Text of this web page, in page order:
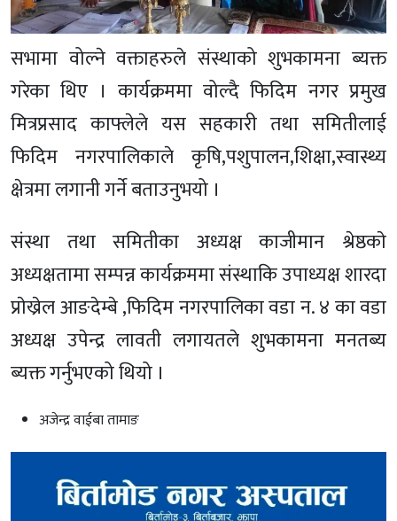
सभामा वोल्ने वक्ताहरुले संस्थाको शुभकामना ब्यक्त
गरेका थिए । कार्यक्रममा वोल्दै फिदिम नगर प्रमुख
मित्रप्रसाद काफ्लेले यस सहकारी तथा समितीलाई
फिदिम नगरपालिकाले कृषि,पशुपालन,शिक्षा,स्वास्थ्य
क्षेत्रमा लगानी गर्ने बताउनुभयो ।
संस्था तथा समितीका अध्यक्ष काजीमान श्रेष्ठकाे
अध्यक्षतामा सम्पन्न कार्यक्रममा संस्थाकि उपाध्यक्ष शारदा
प्राेख्रेल आङदेम्बे ,फिदिम नगरपालिका वडा न. ४ का वडा
अध्यक्ष उपेन्द्र लावती लगायतले शुभकामना मनतब्य
ब्यक्त गर्नुभएको थियो ।
अजेन्द्र वाईबा तामाङ